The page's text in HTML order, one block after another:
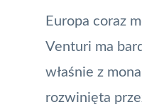
Europa coraz
Venturi ma
właśnie z
rozwinięta